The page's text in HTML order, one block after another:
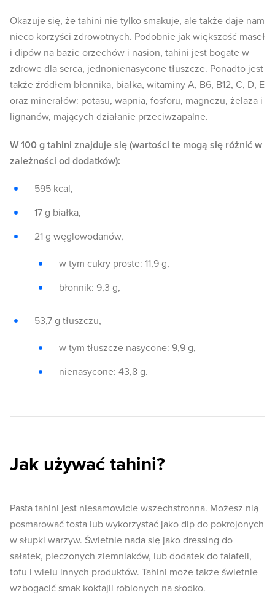
Okazuje się, że tahini nie tylko smakuje, ale także daje nam
nieco korzyści zdrowotnych. Podobnie jak większość maseł
i dipów na bazie orzechów i nasion, tahini jest bogate w
zdrowe dla serca, jednonienasycone tłuszcze. Ponadto jest
także źródłem błonnika, białka, witaminy A, B6, B12, C, D, E
oraz minerałów: potasu, wapnia, fosforu, magnezu, żelaza i
lignanów, mających działanie przeciwzapalne.
W 100 g tahini znajduje się (wartości te mogą się różnić w
zależności od dodatków):
595 kcal,
17 g białka,
21 g węglowodanów,
w tym cukry proste: 11,9 g,
błonnik: 9,3 g,
53,7 g tłuszczu,
w tym tłuszcze nasycone: 9,9 g,
nienasycone: 43,8 g.
Jak używać tahini?
Pasta tahini jest niesamowicie wszechstronna. Możesz nią
posmarować tosta lub wykorzystać jako dip do pokrojonych
w słupki warzyw. Świetnie nada się jako dressing do
sałatek, pieczonych ziemniaków, lub dodatek do falafeli,
tofu i wielu innych produktów. Tahini może także świetnie
wzbogacić smak koktajli robionych na słodko.